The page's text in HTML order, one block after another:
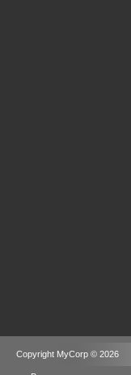
Copyright MyCorp © 2026